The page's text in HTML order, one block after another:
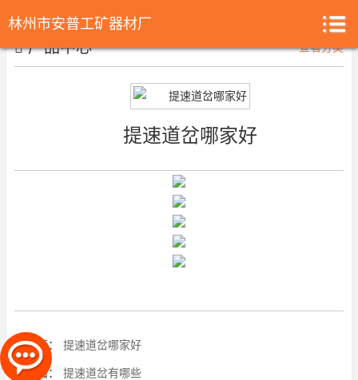
林州市安普工矿器材厂
产品中心 查看分类
提速道岔哪家好
上一篇： 提速道岔哪家好
下一篇： 提速道岔有哪些